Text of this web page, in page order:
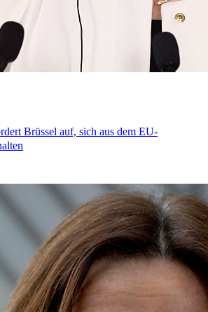
Brüssel auf, sich aus dem EU-